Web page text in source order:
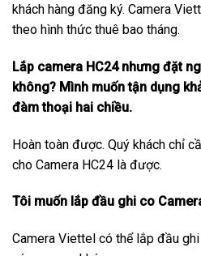
khách hàng đăng ký. Camera
theo hình thức thuê bao tháng.
Lắp camera HC24 nhưng đặt
không? Mình muốn tận dụng
đàm thoại hai chiều.
Hoàn toàn được. Quý khách chỉ
cho Camera HC24 là được.
Tôi muốn lắp đầu ghi co
Camera Viettel có thể lắp đầu